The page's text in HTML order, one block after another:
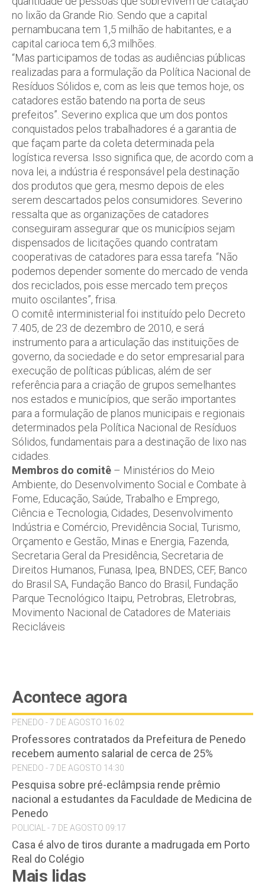
no lixão da Grande Rio. Sendo que a capital
pernambucana tem 1,5 milhão de habitantes, e a
capital carioca tem 6,3 milhões.
“Mas participamos de todas as audiências públicas
realizadas para a formulação da Política Nacional de
Resíduos Sólidos e, com as leis que temos hoje, os
catadores estão batendo na porta de seus
prefeitos”. Severino explica que um dos pontos
conquistados pelos trabalhadores é a garantia de
que façam parte da coleta determinada pela
logística reversa. Isso significa que, de acordo com a
nova lei, a indústria é responsável pela destinação
dos produtos que gera, mesmo depois de eles
serem descartados pelos consumidores. Severino
ressalta que as organizações de catadores
conseguiram assegurar que os municípios sejam
dispensados de licitações quando contratam
cooperativas de catadores para essa tarefa. “Não
podemos depender somente do mercado de venda
dos reciclados, pois esse mercado tem preços
muito oscilantes”, frisa.
O comitê interministerial foi instituído pelo Decreto
7.405, de 23 de dezembro de 2010, e será
instrumento para a articulação das instituições de
governo, da sociedade e do setor empresarial para
execução de políticas públicas, além de ser
referência para a criação de grupos semelhantes
nos estados e municípios, que serão importantes
para a formulação de planos municipais e regionais
determinados pela Política Nacional de Resíduos
Sólidos, fundamentais para a destinação de lixo nas
cidades.
Membros do comitê – Ministérios do Meio
Ambiente, do Desenvolvimento Social e Combate à
Fome, Educação, Saúde, Trabalho e Emprego,
Ciência e Tecnologia, Cidades, Desenvolvimento
Indústria e Comércio, Previdência Social, Turismo,
Orçamento e Gestão, Minas e Energia, Fazenda,
Secretaria Geral da Presidência, Secretaria de
Direitos Humanos, Funasa, Ipea, BNDES, CEF, Banco
do Brasil SA, Fundação Banco do Brasil, Fundação
Parque Tecnológico Itaipu, Petrobras, Eletrobras,
Movimento Nacional de Catadores de Materiais
Recicláveis
Acontece agora
PENEDO - 7 DE AGOSTO 16:02
Professores contratados da Prefeitura de Penedo
recebem aumento salarial de cerca de 25%
PENEDO - 7 DE AGOSTO 14:30
Pesquisa sobre pré-eclâmpsia rende prêmio
nacional a estudantes da Faculdade de Medicina de
Penedo
POLICIAL - 7 DE AGOSTO 09:17
Casa é alvo de tiros durante a madrugada em Porto
Real do Colégio
Mais lidas